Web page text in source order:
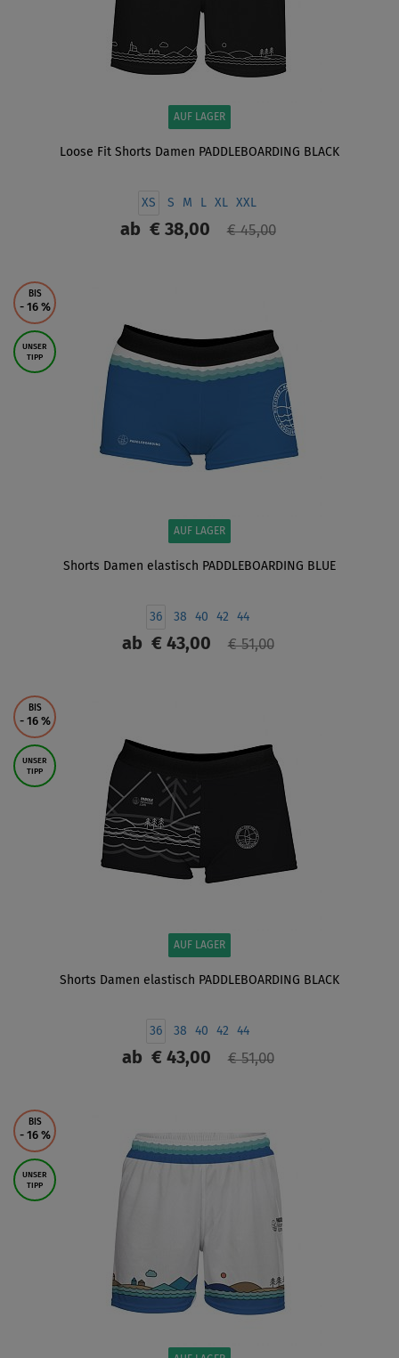
AUF LAGER
Loose Fit Shorts Damen PADDLEBOARDING BLACK
XS S M L XL XXL
ab€ 38,00 € 45,00
BIS
- 16 %
UNSER
TIPP
AUF LAGER
Shorts Damen elastisch PADDLEBOARDING BLUE
36 38 40 42 44
ab€ 43,00 € 51,00
BIS
- 16 %
UNSER
TIPP
AUF LAGER
Shorts Damen elastisch PADDLEBOARDING BLACK
36 38 40 42 44
ab€ 43,00 € 51,00
BIS
- 16 %
UNSER
TIPP